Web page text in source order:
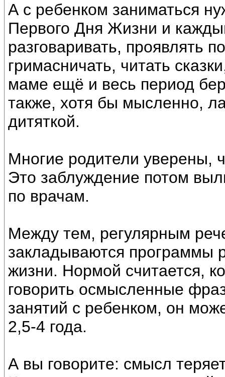
А с ребенком заниматься
Первого Дня Жизни и
разговаривать, проявлять
гримасничать, читать
маме ещё и весь период
также, хотя бы мысленно,
дитяткой.
Многие родители уверены,
Это заблуждение потом
по врачам.
Между тем, регулярным
закладываются программы
жизни. Нормой считается,
говорить осмысленные
занятий с ребенком, он
2,5-4 года.
А вы говорите: смысл